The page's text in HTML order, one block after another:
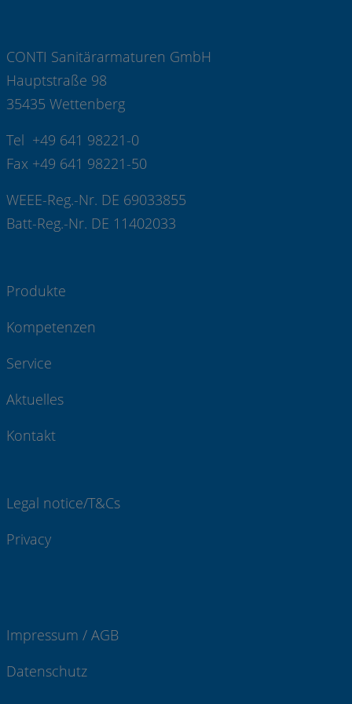
CONTI Sanitärarmaturen GmbH
Hauptstraße 98
35435 Wettenberg
Tel +49 641 98221-0
Fax +49 641 98221-50
WEEE-Reg.-Nr. DE 69033855
Batt-Reg.-Nr. DE 11402033
Produkte
Kompetenzen
Service
Aktuelles
Kontakt
Legal notice/T&Cs
Privacy
Impressum / AGB
Datenschutz